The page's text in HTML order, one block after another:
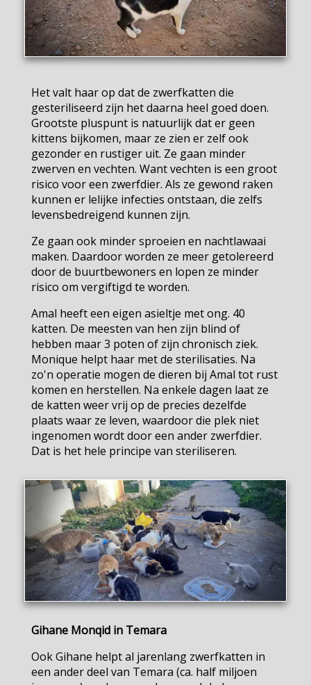
Het valt haar op dat de zwerfkatten die
gesteriliseerd zijn het daarna heel goed doen.
Grootste pluspunt is natuurlijk dat er geen
kittens bijkomen, maar ze zien er zelf ook
gezonder en rustiger uit. Ze gaan minder
zwerven en vechten. Want vechten is een groot
risico voor een zwerfdier. Als ze gewond raken
kunnen er lelijke infecties ontstaan, die zelfs
levensbedreigend kunnen zijn.
Ze gaan ook minder sproeien en nachtlawaai
maken. Daardoor worden ze meer getolereerd
door de buurtbewoners en lopen ze minder
risico om vergiftigd te worden.
Amal heeft een eigen asieltje met ong. 40
katten. De meesten van hen zijn blind of
hebben maar 3 poten of zijn chronisch ziek.
Monique helpt haar met de sterilisaties. Na
zo'n operatie mogen de dieren bij Amal tot rust
komen en herstellen. Na enkele dagen laat ze
de katten weer vrij op de precies dezelfde
plaats waar ze leven, waardoor die plek niet
ingenomen wordt door een ander zwerfdier.
Dat is het hele principe van steriliseren.
Gihane Monqid in Temara
Ook Gihane helpt al jarenlang zwerfkatten in
een ander deel van Temara (ca. half miljoen